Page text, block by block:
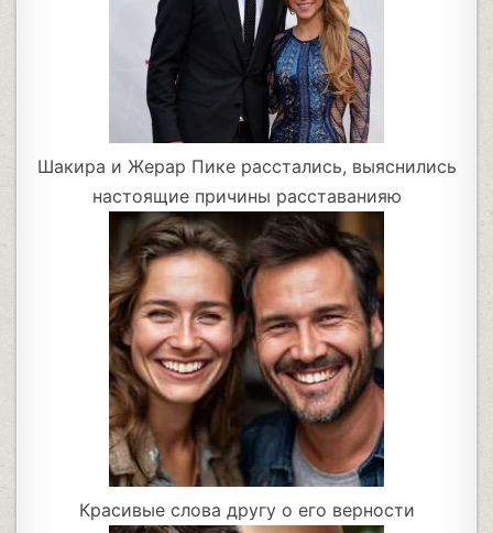
Шакира и Жерар Пике расстались, выяснились
настоящие причины расставанияю
Красивые слова другу о его верности